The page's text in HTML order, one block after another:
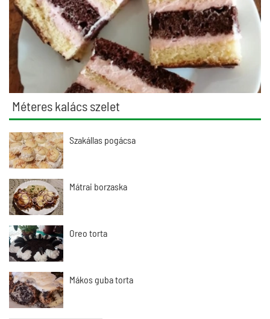
Méteres kalács szelet
Szakállas pogácsa
Mátrai borzaska
Oreo torta
Mákos guba torta